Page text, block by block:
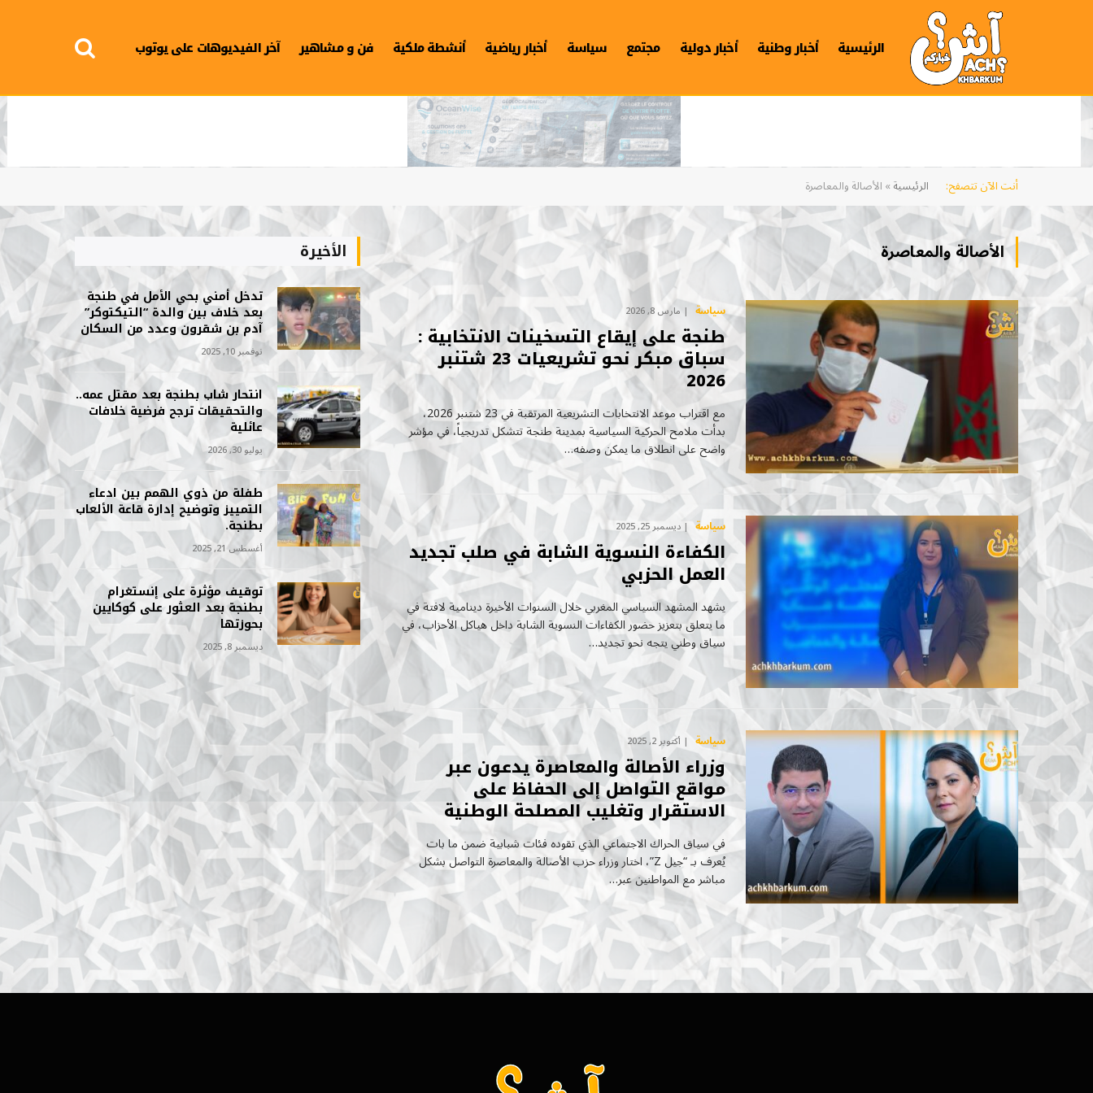
الرئيسية أخبار وطنية أخبار دولية مجتمع سياسة أخبار رياضية أنشطة ملكية فن و مشاهير آخر الفيديوهات على يوتوب
أنت الآن تتصفح: الرئيسية»الأصالة والمعاصرة
الأصالة والمعاصرة
سياسة مارس 8, 2026
طنجة على إيقاع التسخينات الانتخابية :
سباق مبكر نحو تشريعيات 23 شتنبر
2026
مع اقتراب موعد الانتخابات التشريعية المرتقبة في 23 شتنبر 2026،
بدأت ملامح الحركية السياسية بمدينة طنجة تتشكل تدريجياً، في مؤشر
واضح على انطلاق ما يمكن وصفه…
سياسة ديسمبر 25, 2025
الكفاءة النسوية الشابة في صلب تجديد
العمل الحزبي
يشهد المشهد السياسي المغربي خلال السنوات الأخيرة دينامية لافتة في
ما يتعلق بتعزيز حضور الكفاءات النسوية الشابة داخل هياكل الأحزاب، في
سياق وطني يتجه نحو تجديد…
سياسة أكتوبر 2, 2025
وزراء الأصالة والمعاصرة يدعون عبر
مواقع التواصل إلى الحفاظ على
الاستقرار وتغليب المصلحة الوطنية
في سياق الحراك الاجتماعي الذي تقوده فئات شبابية ضمن ما بات
يُعرف بـ “جيل Z”، اختار وزراء حزب الأصالة والمعاصرة التواصل بشكل
مباشر مع المواطنين عبر…
الأخيرة
تدخل أمني بحي الأمل في طنجة
بعد خلاف بين والدة “التيكتوكر”
آدم بن شقرون وعدد من السكان
نوفمبر 10, 2025
انتحار شاب بطنجة بعد مقتل عمه..
والتحقيقات ترجح فرضية خلافات
عائلية
يوليو 30, 2026
طفلة من ذوي الهمم بين ادعاء
التمييز وتوضيح إدارة قاعة الألعاب
بطنجة.
أغسطس 21, 2025
توقيف مؤثرة على إنستغرام
بطنجة بعد العثور على كوكايين
بحوزتها
ديسمبر 8, 2025